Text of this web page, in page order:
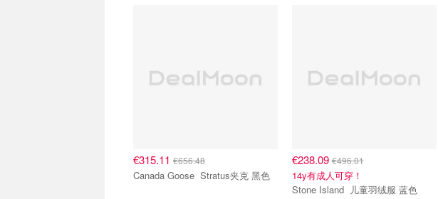
€315.11 €656.48
Canada Goose Stratus夹克 黑色
€238.09€496.01
14y有成人可穿！
Stone Island 儿童羽绒服 蓝色